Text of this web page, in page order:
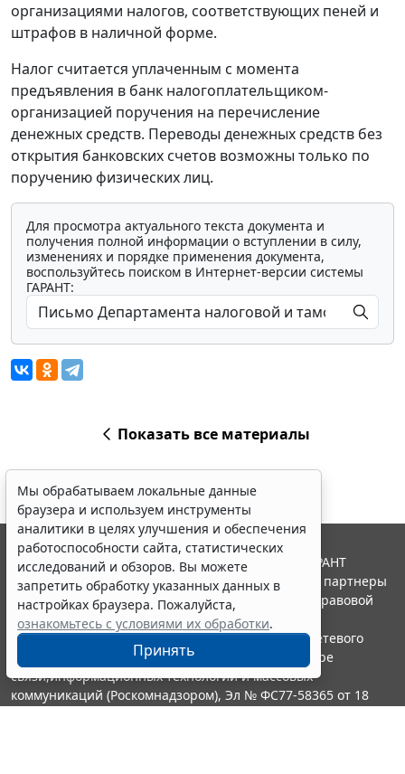
организациями налогов, соответствующих пеней и
штрафов в наличной форме.
Налог считается уплаченным с момента
предъявления в банк налогоплательщиком-
организацией поручения на перечисление
денежных средств. Переводы денежных средств без
открытия банковских счетов возможны только по
поручению физических лиц.
Для просмотра актуального текста документа и
получения полной информации о вступлении в силу,
изменениях и порядке применения документа,
воспользуйтесь поиском в Интернет-версии системы
ГАРАНТ:
Показать все материалы
Мы обрабатываем локальные данные
браузера и используем инструменты
аналитики в целях улучшения и обеспечения
работоспособности сайта, статистических
исследований и обзоров. Вы можете
запретить обработку указанных данных в
настройках браузера. Пожалуйста,
ознакомьтесь с условиями их обработки.
Принять
© ООО "НПП "ГАРАНТ-СЕРВИС", 2026. Система ГАРАНТ
выпускается с 1990 года. Компания "Гарант" и ее партнеры
являются участниками Российской ассоциации правовой
информации ГАРАНТ.
Портал ГАРАНТ.РУ зарегистрирован в качестве сетевого
издания Федеральной службой по надзору в сфере
связи,информационных технологий и массовых
коммуникаций (Роскомнадзором), Эл № ФС77-58365 от 18